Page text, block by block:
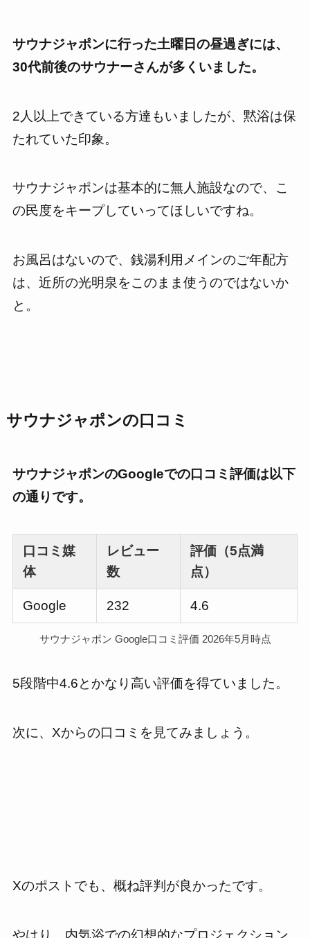
サウナジャポンに行った土曜日の昼過ぎには、
30代前後のサウナーさんが多くいました。
2人以上できている方達もいましたが、黙浴は保
たれていた印象。
サウナジャポンは基本的に無人施設なので、こ
の民度をキープしていってほしいですね。
お風呂はないので、銭湯利用メインのご年配方
は、近所の光明泉をこのまま使うのではないか
と。
サウナジャポンの口コミ
サウナジャポンのGoogleでの口コミ評価は以下
の通りです。
口コミ媒
体
レビュー
数
評価（5点満
点）
Google 232 4.6
サウナジャポン Google口コミ評価 2026年5月時点
5段階中4.6とかなり高い評価を得ていました。
次に、Xからの口コミを見てみましょう。
Xのポストでも、概ね評判が良かったです。
やはり、内気浴での幻想的なプロジェクション